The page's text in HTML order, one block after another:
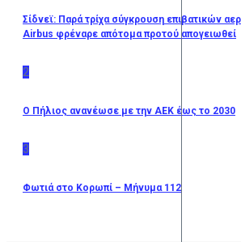
Σίδνεϊ: Παρά τρίχα σύγκρουση επιβατικών
Airbus φρέναρε απότομα προτού απογειωθεί
2
O Πήλιος ανανέωσε με την ΑΕΚ έως το 2030
3
Φωτιά στο Κορωπί – Μήνυμα 112